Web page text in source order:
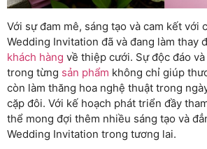
Với sự đam mê, sáng tạo và cam kết với
Wedding Invitation đã và đang làm thay
khách hàng về thiệp cưới. Sự độc đáo
trong từng sản phẩm không chỉ giúp
còn làm thăng hoa nghệ thuật trong
cặp đôi. Với kế hoạch phát triển đầy
thể mong đợi thêm nhiều sáng tạo và
Wedding Invitation trong tương lai.